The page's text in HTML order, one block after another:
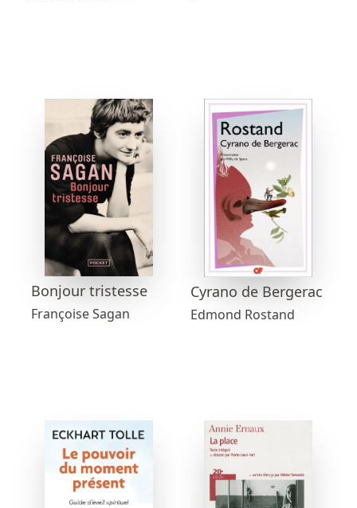
Bonjour tristesse
Françoise Sagan
Cyrano de Bergerac
Edmond Rostand